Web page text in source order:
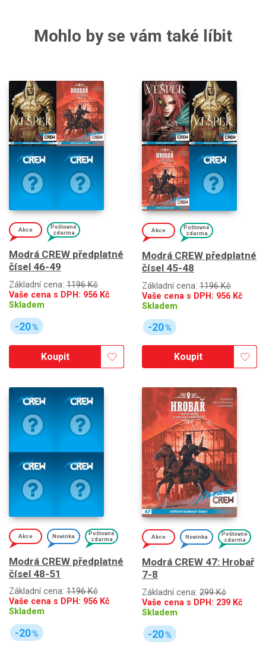
Mohlo by se vám také líbit
Akce
Poštovné
zdarma
Modrá CREW předplatné
čísel 46-49
Základní cena: 1196 Kč
Vaše cena s DPH: 956 Kč
Skladem
-20%
Koupit
Akce
Poštovné
zdarma
Modrá CREW předplatné
čísel 45-48
Základní cena: 1196 Kč
Vaše cena s DPH: 956 Kč
Skladem
-20%
Koupit
Akce Novinka
Poštovné
zdarma
Modrá CREW předplatné
čísel 48-51
Základní cena: 1196 Kč
Vaše cena s DPH: 956 Kč
Skladem
-20%
Akce Novinka
Poštovné
zdarma
Modrá CREW 47: Hrobař
7-8
Základní cena: 299 Kč
Vaše cena s DPH: 239 Kč
Skladem
-20%